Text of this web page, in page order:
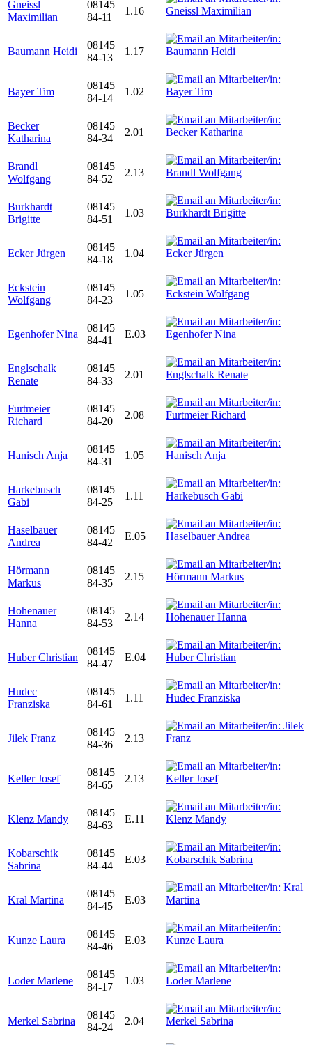
Gneissl
Maximilian
08145
84-11
1.16
Baumann Heidi
08145
84-13
1.17
Bayer Tim
08145
84-14
1.02
Becker
Katharina
08145
84-34
2.01
Brandl
Wolfgang
08145
84-52
2.13
Burkhardt
Brigitte
08145
84-51
1.03
Ecker Jürgen
08145
84-18
1.04
Eckstein
Wolfgang
08145
84-23
1.05
Egenhofer Nina
08145
84-41
E.03
Englschalk
Renate
08145
84-33
2.01
Furtmeier
Richard
08145
84-20
2.08
Hanisch Anja
08145
84-31
1.05
Harkebusch
Gabi
08145
84-25
1.11
Haselbauer
Andrea
08145
84-42
E.05
Hörmann
Markus
08145
84-35
2.15
Hohenauer
Hanna
08145
84-53
2.14
Huber Christian
08145
84-47
E.04
Hudec
Franziska
08145
84-61
1.11
Jilek Franz
08145
84-36
2.13
Keller Josef
08145
84-65
2.13
Klenz Mandy
08145
84-63
E.11
Kobarschik
Sabrina
08145
84-44
E.03
Kral Martina
08145
84-45
E.03
Kunze Laura
08145
84-46
E.03
Loder Marlene
08145
84-17
1.03
Merkel Sabrina
08145
84-24
2.04